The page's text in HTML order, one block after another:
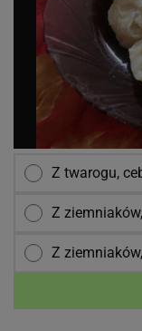
Z twarogu,
Z
Z